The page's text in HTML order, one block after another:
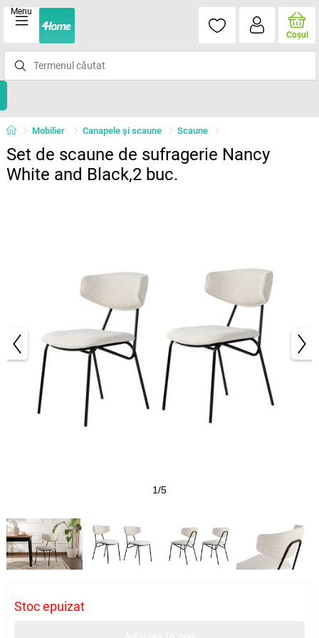
Menu
Coşul
Mobilier Canapele și scaune Scaune
Set de scaune de sufragerie Nancy
White and Black,2 buc.
1/5
Stoc epuizat